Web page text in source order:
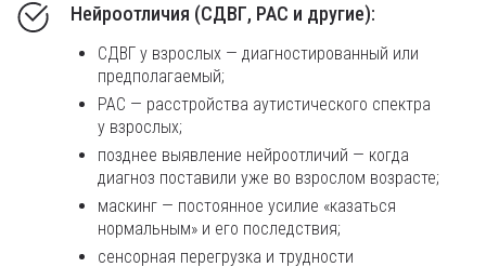
Нейроотличия (СДВГ, РАС и другие):
СДВГ у взрослых — диагностированный или
предполагаемый;
РАС — расстройства аутистического спектра
у взрослых;
позднее выявление нейроотличий — когда
диагноз поставили уже во взрослом возрасте;
маскинг — постоянное усилие «казаться
нормальным» и его последствия;
сенсорная перегрузка и трудности